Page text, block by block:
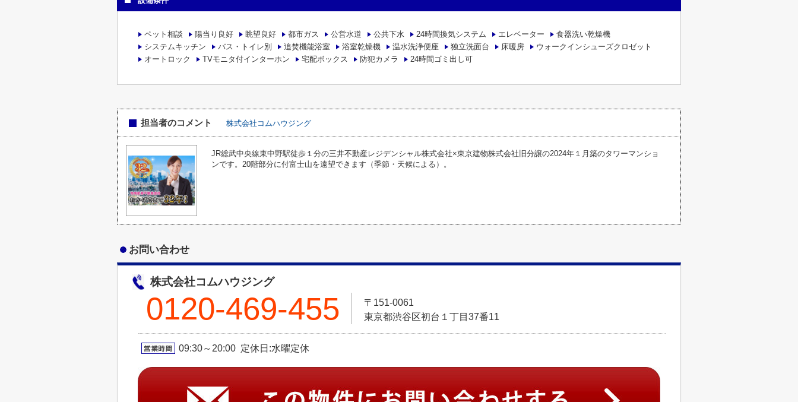
ペット相談 陽当り良好 眺望良好 都市ガス 公営水道 公共下水 24時間換気システム エレベーター
食器洗い乾燥機
システムキッチン
バス・トイレ別 追焚機能浴室 浴室乾燥機 温水洗浄便座 独立洗面台 床暖房
ウォークインシューズクロゼット
オートロック
TVモニタ付インターホン 宅配ボックス 防犯カメラ 24時間ゴミ出し可
担当者のコメント 株式会社コムハウジング
JR総武中央線東中野駅徒歩１分の三井不動産レジデンシャル株式会社×東京建物株式会社旧分譲の2024年１月築のタワーマンショ
ンです。20階部分に付富士山を遠望できます（季節・天候による）。
お問い合わせ
株式会社コムハウジング
0120-469-455
〒151-0061
東京都渋谷区初台１丁目37番11
09:30～20:00 定休日:水曜定休